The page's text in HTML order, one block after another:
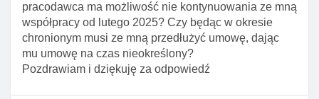
pracodawca ma możliwość nie kontynuowania ze mną
współpracy od lutego 2025? Czy będąc w okresie
chronionym musi ze mną przedłużyć umowę, dając
mu umowę na czas nieokreślony?
Pozdrawiam i dziękuję za odpowiedź